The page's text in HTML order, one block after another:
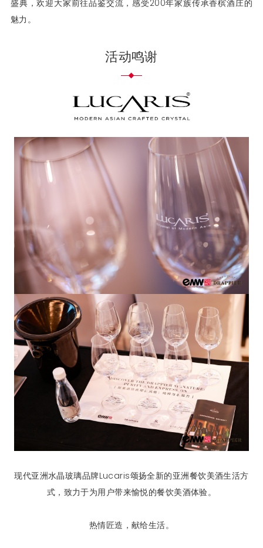
盛典，欢迎大家前往品鉴交流，感受200年家族传承香槟酒庄的
魅力。
活动鸣谢
现代亚洲水晶玻璃品牌Lucaris颂扬全新的亚洲餐饮美酒生活方
式，致力于为用户带来愉悦的餐饮美酒体验。
热情匠造，献给生活。